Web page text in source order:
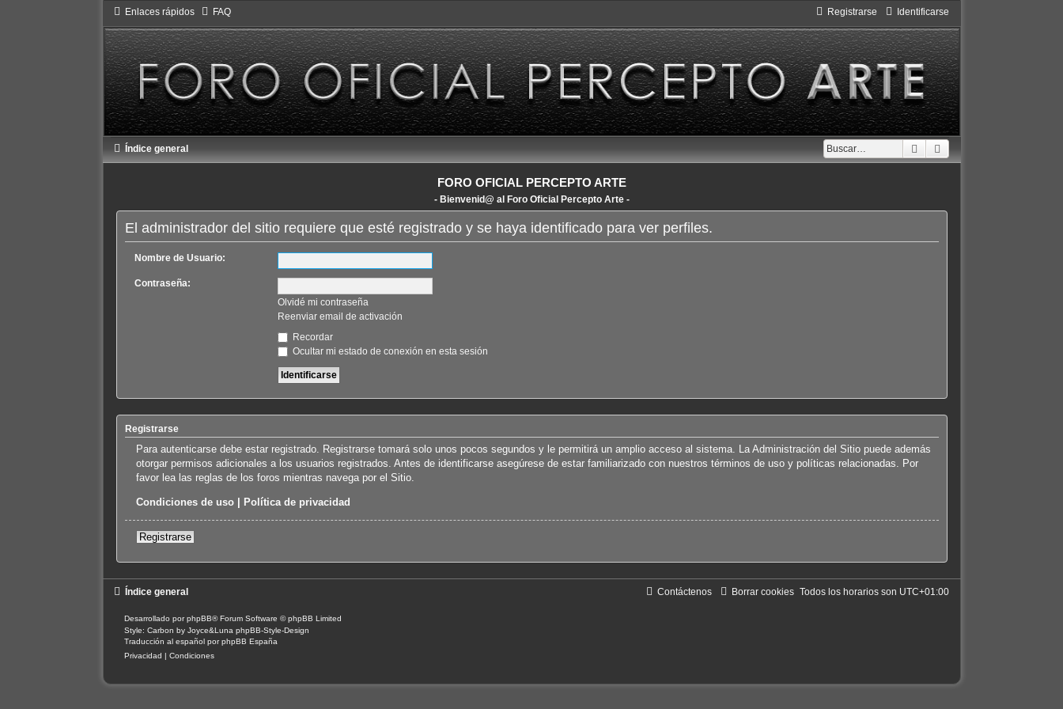
Enlaces rápidos FAQ Identificarse
Registrarse
Buscar
Índice general
FORO OFICIAL PERCEPTO ARTE
- Bienvenid@ al Foro Oficial Percepto Arte -
El administrador del sitio requiere que esté registrado y se haya identificado para ver perfiles.
Nombre de Usuario:
Contraseña:
Olvidé mi contraseña
Reenviar email de activación
Recordar
Ocultar mi estado de conexión en esta sesión
Registrarse
Para autenticarse debe estar registrado. Registrarse tomará solo unos pocos segundos y le permitirá un amplio acceso al sistema. La Administración del Sitio puede además
otorgar permisos adicionales a los usuarios registrados. Antes de identificarse asegúrese de estar familiarizado con nuestros términos de uso y políticas relacionadas. Por
favor lea las reglas de los foros mientras navega por el Sitio.
Condiciones de uso Política de privacidad
Registrarse
Índice general Todos los horarios son UTC+01:00
Borrar cookies
Contáctenos
Desarrollado porphpBB® Forum Software © phpBB Limited
Style: Carbon by Joyce&Luna phpBB-Style-Design
Traducción al español porphpBB España
Privacidad | Condiciones